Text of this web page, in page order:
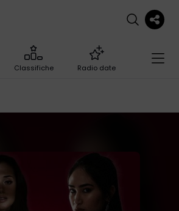
Classifiche Radio date